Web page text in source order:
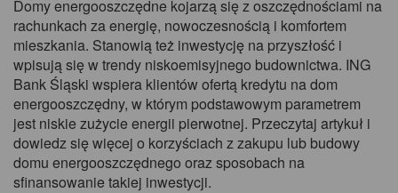
Domy energooszczędne kojarzą się z oszczędnościami na
rachunkach za energię, nowoczesnością i komfortem
mieszkania. Stanowią też inwestycję na przyszłość i
wpisują się w trendy niskoemisyjnego budownictwa. ING
Bank Śląski wspiera klientów ofertą kredytu na dom
energooszczędny, w którym podstawowym parametrem
jest niskie zużycie energii pierwotnej. Przeczytaj artykuł i
dowiedz się więcej o korzyściach z zakupu lub budowy
domu energooszczędnego oraz sposobach na
sfinansowanie takiej inwestycji.